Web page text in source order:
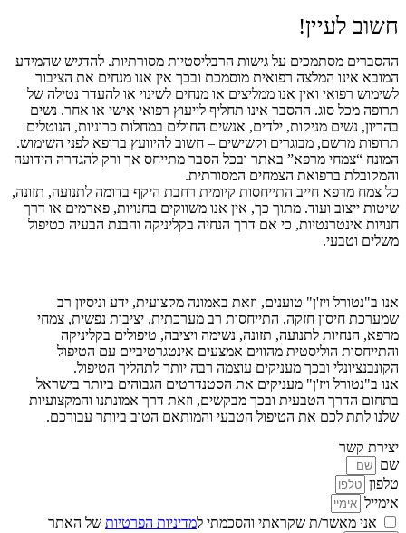
חשוב לעיין!
ההסברים מסתמכים על גישות הרבליסטיות מסורתיות. להדגיש שהמידע
המובא אינו המלצה רפואית מוסמכת ובכך אין אנו מנחים את הציבור
לשימוש רפואי ואין אנו ממליצים או מנחים לשינוי או להעדר נטילה של
תרופה מכל סוג. ההסבר אינו תחליף לייעוץ רפואי אישי או אחר. נשים
בהריון, נשים מניקות, ילדים, אנשים החולים במחלות כרוניות, הנוטלים
תרופות מרשם, מבוגרים וקשישים – חשוב להיוועץ ברופא לפני השימוש.
המונח “צמחי מרפא” באתר ובכל הסבר מתייחס אך ורק להגדרה הידועה
והמקובלת ברפואת הצמחים המסורתית.
כל צמח מרפא חייב התייחסות קיומית רחבת היקף בדומה לתנועה, תזונה,
שיטות ייצוב ועוד. מתוך כך, אין אנו משווקים בחנויות, פארמים או דרך
חנויות אינטרנטיות, כי אם דרך הנחיה בקליניקה והבנת הבעיה כטיפול
משלים וטבעי.
אנו ב"נטורל ויז'ן" טוענים, וזאת באמונה מקצועית, ידע וניסיון רב
שמערכת חיסון חזקה, התייחסות רב מערכתית, יציבות נפשית, צמחי
מרפא, הנחיות לתנועה, תזונה, נשימה ויציבה, טיפולים בקליניקה
והתייחסות הוליסטית מהווים אמצעים אינטגרטיביים עם הטיפול
הקונבנציונלי ובכך מעניקים עוצמה רבה יותר לתהליך הטיפול.
אנו ב"נטורל ויז'ן" מעניקים את הסטנדרטים הגבוהים ביותר בישראל
בתחום הדרך הטבעית ובכך מבקשים, וזאת דרך אמונתנו והמקצועיות
שלנו לתת לכם את הטיפול הטבעי והמותאם הטוב ביותר עבורכם.
יצירת קשר
שם
טלפון
אימייל
אני מאשר/ת שקראתי והסכמתי למדיניות הפרטיות של האתר